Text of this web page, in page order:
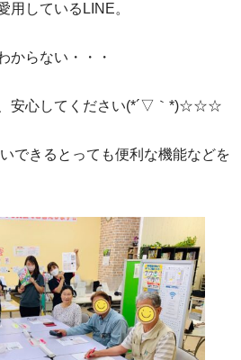
用しているLINE。
からない・・・
安心してください(*´▽｀*)☆☆☆
できるとっても便利な機能などを